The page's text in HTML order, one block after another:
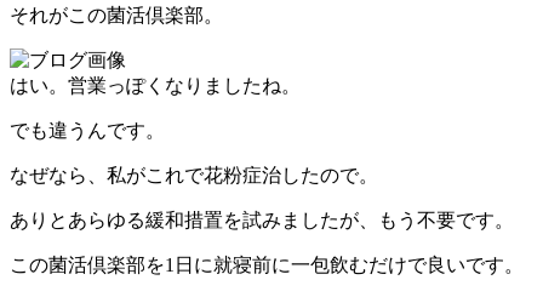
それがこの菌活倶楽部。
はい。営業っぽくなりましたね。
でも違うんです。
なぜなら、私がこれで花粉症治したので。
ありとあらゆる緩和措置を試みましたが、もう不要です。
この菌活倶楽部を1日に就寝前に一包飲むだけで良いです。